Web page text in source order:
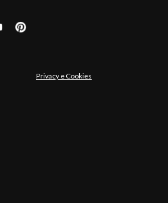
Privacy e Cookies